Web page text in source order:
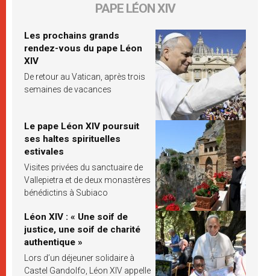
PAPE LÉON XIV
Les prochains grands
rendez-vous du pape Léon
XIV
De retour au Vatican, après trois
semaines de vacances
Le pape Léon XIV poursuit
ses haltes spirituelles
estivales
Visites privées du sanctuaire de
Vallepietra et de deux monastères
bénédictins à Subiaco
Léon XIV : « Une soif de
justice, une soif de charité
authentique »
Lors d’un déjeuner solidaire à
Castel Gandolfo, Léon XIV appelle